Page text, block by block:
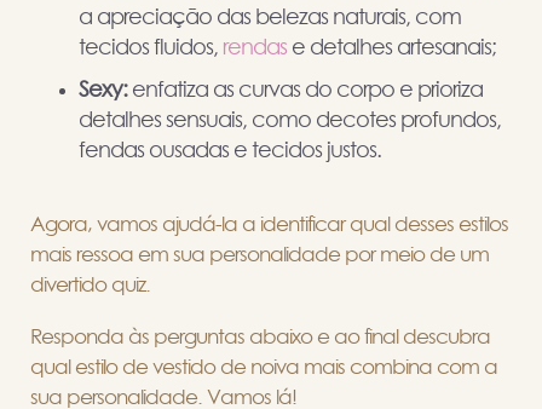
a apreciação das belezas naturais, com
tecidos fluidos, rendas e detalhes artesanais;
Sexy: enfatiza as curvas do corpo e prioriza
detalhes sensuais, como decotes profundos,
fendas ousadas e tecidos justos.
Agora, vamos ajudá-la a identificar qual desses estilos
mais ressoa em sua personalidade por meio de um
divertido quiz.
Responda às perguntas abaixo e ao final descubra
qual estilo de vestido de noiva mais combina com a
sua personalidade. Vamos lá!